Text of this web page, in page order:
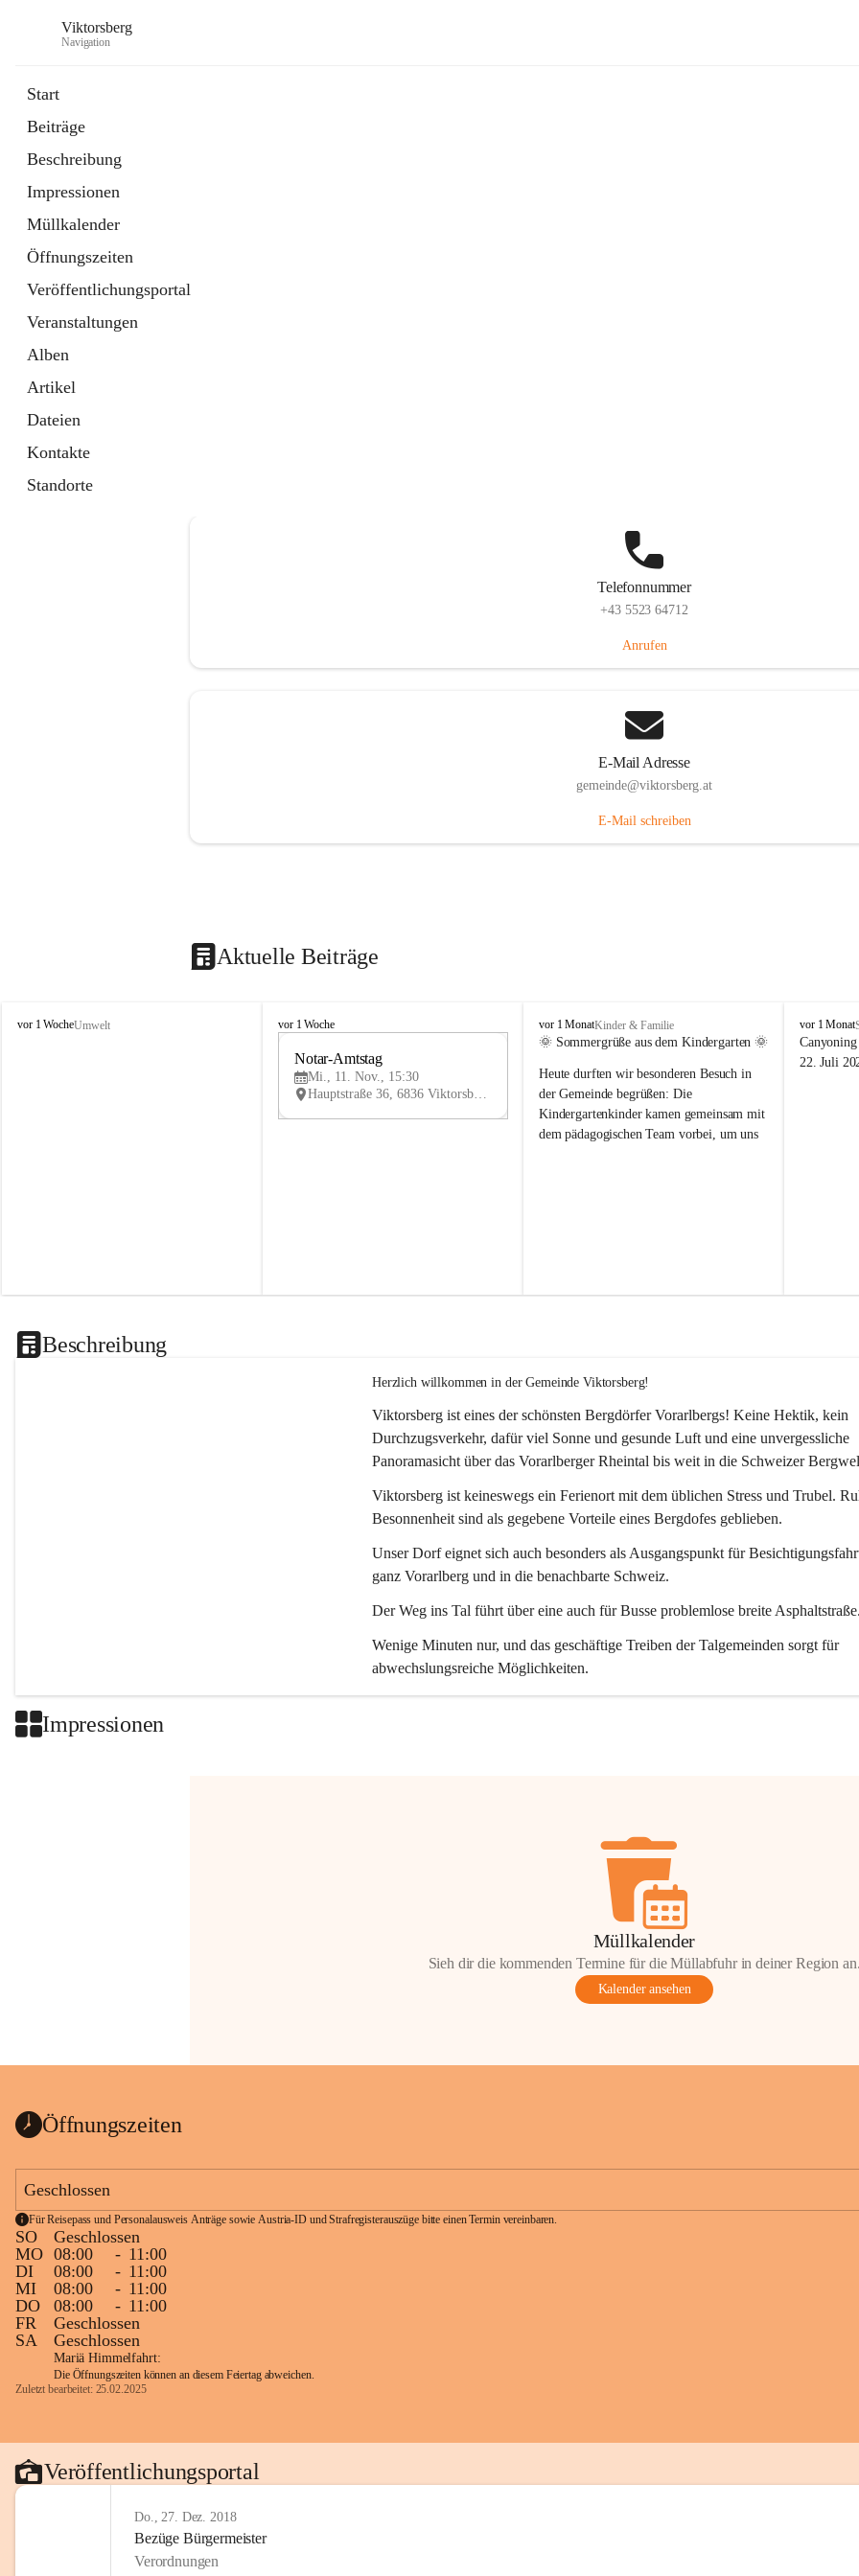
Viktorsberg
Navigation
Start
Beiträge
Beschreibung
Impressionen
Müllkalender
Öffnungszeiten
Veröffentlichungsportal
Veranstaltungen
Alben
Artikel
Dateien
Kontakte
Standorte
Telefonnummer
+43 5523 64712
Anrufen
E-Mail Adresse
gemeinde@viktorsberg.at
E-Mail schreiben
Aktuelle Beiträge
V
vor 1 WocheUmwelt
V
vor 1 Woche
V
Notar-Amtstag
Mi., 11. Nov., 15:30
Hauptstraße 36, 6836 Viktorsberg, AUT
V
i
t
o
r
s
vor 1 MonatKinder & Familie
🌞 Sommergrüße aus dem Kindergarten 🌞
Heute durften wir besonderen Besuch in
der Gemeinde begrüßen: Die
Kindergartenkinder kamen gemeinsam mit
dem pädagogischen Team vorbei, um uns
V
i
k
vor 1 Monat
22. Juli
Beschreibung
Herzlich willkommen in der Gemeinde Viktorsberg!
Viktorsberg ist eines der schönsten Bergdörfer Vorarlbergs! Keine Hektik, kein
Durchzugsverkehr, dafür viel Sonne und gesunde Luft und eine unvergessliche
Panoramasicht über das Vorarlberger Rheintal bis weit in die Schweizer
Viktorsberg ist keineswegs ein Ferienort mit dem üblichen Stress und Trubel.
Besonnenheit sind als gegebene Vorteile eines Bergdofes geblieben.
Unser Dorf eignet sich auch besonders als Ausgangspunkt für
ganz Vorarlberg und in die benachbarte Schweiz.
Der Weg ins Tal führt über eine auch für Busse problemlose breite
Wenige Minuten nur, und das geschäftige Treiben der Talgemeinden sorgt für
abwechslungsreiche Möglichkeiten.
Impressionen
Müllkalender
Sieh dir die kommenden Termine für die Müllabfuhr in deiner Region
Kalender ansehen
Öffnungszeiten
Geschlossen
Für Reisepass und Personalausweis Anträge sowie Austria-ID und Strafregisterauszüge bitte einen Termin vereinbaren.
SO
Geschlossen
MO 08:00 - 11:00
DI
08:00 - 11:00
MI
08:00 - 11:00
DO
08:00 - 11:00
FR
Geschlossen
SA
Geschlossen
Mariä Himmelfahrt:
Die Öffnungszeiten können an diesem Feiertag abweichen.
Zuletzt bearbeitet: 25.02.2025
Veröffentlichungsportal
Do., 27. Dez. 2018
Bezüge Bürgermeister
Verordnungen